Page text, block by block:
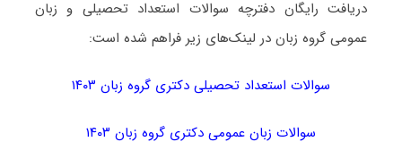
دریافت رایگان دفترچه سوالات استعداد تحصیلی و زبان
عمومی گروه زبان در لینک‌های زیر فراهم شده است:
سوالات استعداد تحصیلی دکتری گروه زبان ۱۴۰۳
سوالات زبان عمومی دکتری گروه زبان ۱۴۰۳